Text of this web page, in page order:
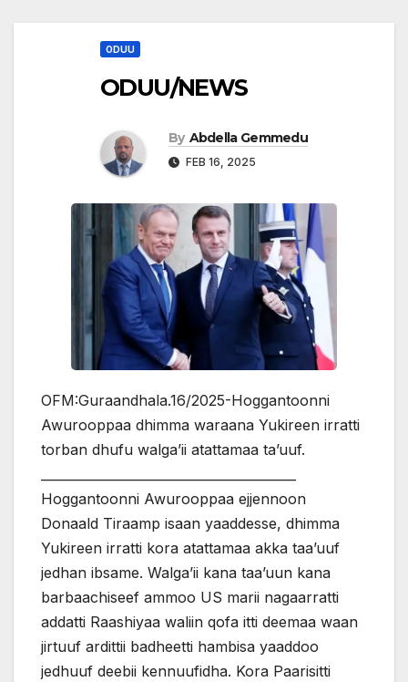
ODUU
ODUU/NEWS
By Abdella Gemmedu
FEB 16, 2025
OFM:Guraandhala.16/2025-Hoggantoonni
Awurooppaa dhimma waraana Yukireen irratti
torban dhufu walga’ii atattamaa ta’uuf.
Hoggantoonni Awurooppaa ejjennoon
Donaald Tiraamp isaan yaaddesse, dhimma
Yukireen irratti kora atattamaa akka taa’uuf
jedhan ibsame. Walga’ii kana taa’uun kana
barbaachiseef ammoo US marii nagaarratti
addatti Raashiyaa waliin qofa itti deemaa waan
jirtuuf ardittii badheetti hambisa yaaddoo
jedhuuf deebii kennuufidha. Kora Paarisitti